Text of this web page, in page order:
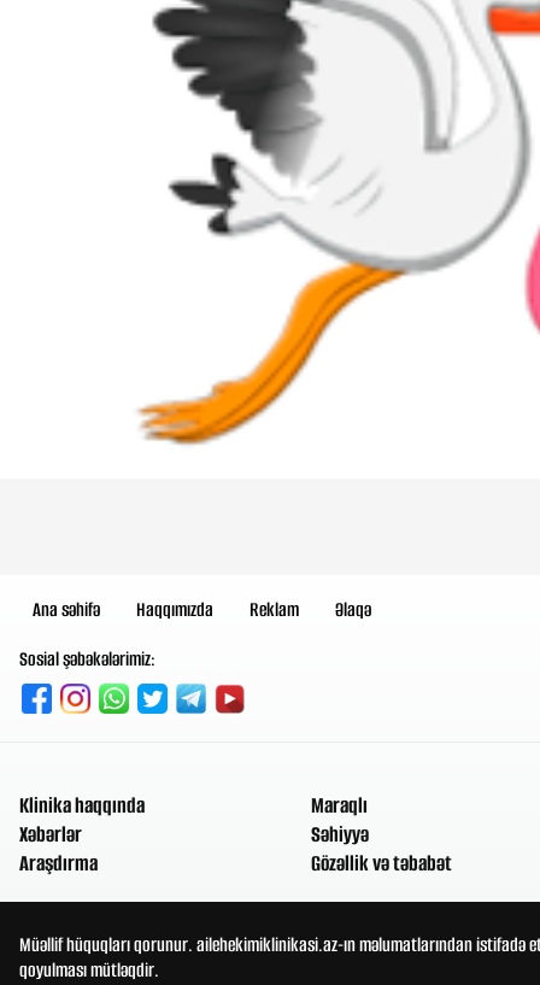
Ana səhifə Haqqımızda Reklam
Əlaqə
Sosial şəbəkələrimiz:
Klinika haqqında
Xəbərlər
Araşdırma
Maraqlı
Səhiyyə
Gözəllik və təbabət
Müəllif hüquqları qorunur. ailehekimiklinikasi.az-ın məlumatlarından
qoyulması mütləqdir.